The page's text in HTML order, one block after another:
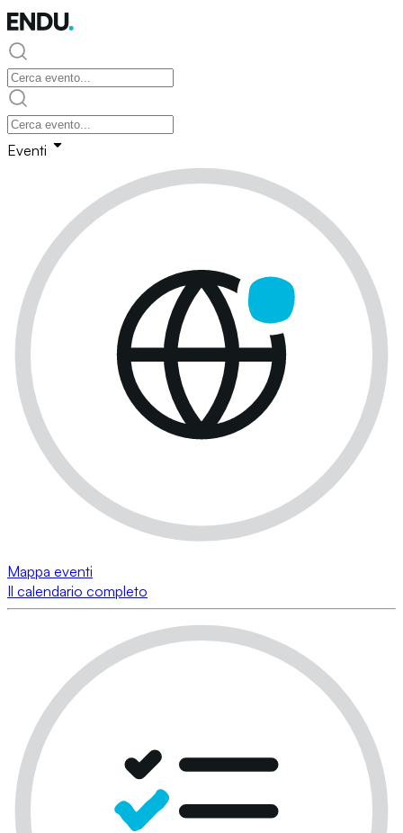
Eventi
Mappa eventi
Il calendario completo